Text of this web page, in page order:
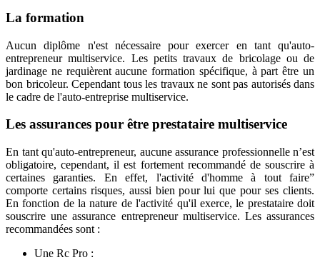
La formation
Aucun diplôme n'est nécessaire pour exercer en tant qu'auto-
entrepreneur multiservice. Les petits travaux de bricolage ou de
jardinage ne requièrent aucune formation spécifique, à part être un
bon bricoleur. Cependant tous les travaux ne sont pas autorisés dans
le cadre de l'auto-entreprise multiservice.
Les assurances pour être prestataire multiservice
En tant qu'auto-entrepreneur, aucune assurance professionnelle n’est
obligatoire, cependant, il est fortement recommandé de souscrire à
certaines garanties. En effet, l'activité d'homme à tout faire”
comporte certains risques, aussi bien pour lui que pour ses clients.
En fonction de la nature de l'activité qu'il exerce, le prestataire doit
souscrire une assurance entrepreneur multiservice. Les assurances
recommandées sont :
Une Rc Pro :